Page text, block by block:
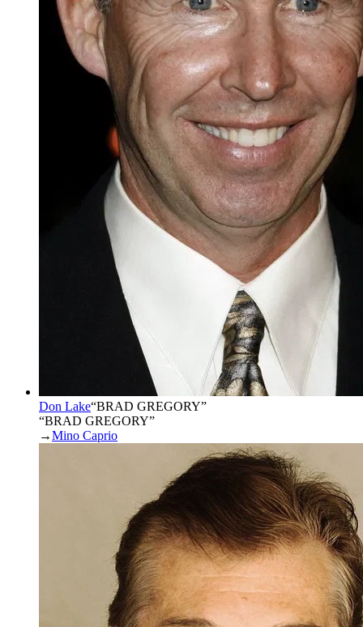
Don Lake“BRAD GREGORY”
“BRAD GREGORY”
→Mino Caprio